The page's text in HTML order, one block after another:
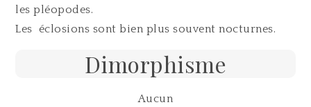
les pléopodes.
Les éclosions sont bien plus souvent nocturnes.
Dimorphisme
Aucun